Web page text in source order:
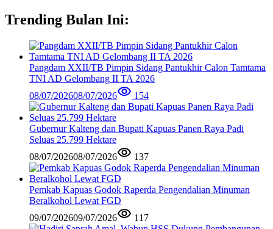
Trending Bulan Ini:
Pangdam XXII/TB Pimpin Sidang Pantukhir Calon Tamtama
TNI AD Gelombang II TA 2026
08/07/202608/07/2026 154
Gubernur Kalteng dan Bupati Kapuas Panen Raya Padi
Seluas 25.799 Hektare
08/07/202608/07/2026 137
Pemkab Kapuas Godok Raperda Pengendalian Minuman
Beralkohol Lewat FGD
09/07/202609/07/2026 117